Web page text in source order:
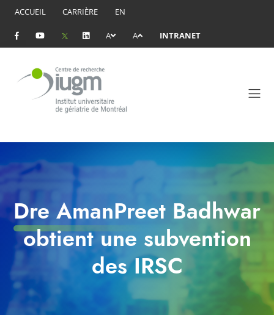
ACCUEIL CARRIÈRE EN
A A INTRANET
Dre AmanPreet Badhwar
obtient une subvention
des IRSC